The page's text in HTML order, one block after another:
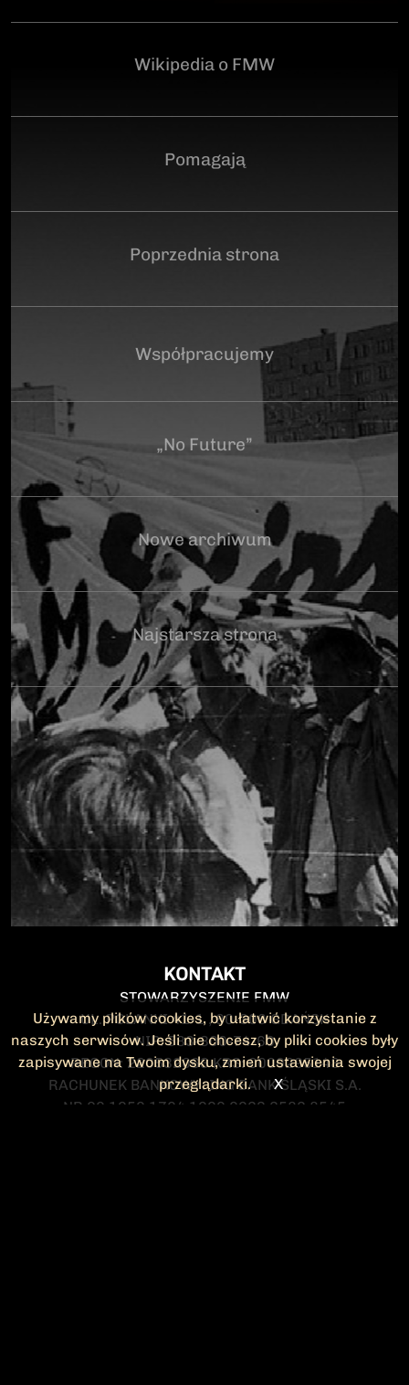
Wikipedia o FMW
Pomagają
Poprzednia strona
Współpracujemy
„No Future”
Nowe archiwum
Najstarsza strona
KONTAKT
STOWARZYSZENIE FMW
UL. POLANKI 41-1 , 80-308 GDAŃSK
NIP: 583-300-74-60
REGON: 220532063 KRS: 0000295148
RACHUNEK BANKOWY: ING BANK ŚLĄSKI S.A.
NR 90 1050 1764 1000 0023 2582 8545
Używamy plików cookies, by ułatwić korzystanie z
naszych serwisów. Jeśli nie chcesz, by pliki cookies były
zapisywane na Twoim dysku, zmień ustawienia swojej
przeglądarki.
X